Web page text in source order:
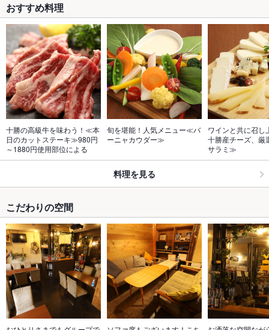
おすすめ料理
十勝の高級牛を味わう！≪本
日のカットステーキ≫980円
～1880円使用部位による
旬を堪能！人気メニュー≪バ
ーニャカウダー≫
ワインと共に召
十勝産チーズ、厳
サラミ≫
料理を見る
こだわりの空間